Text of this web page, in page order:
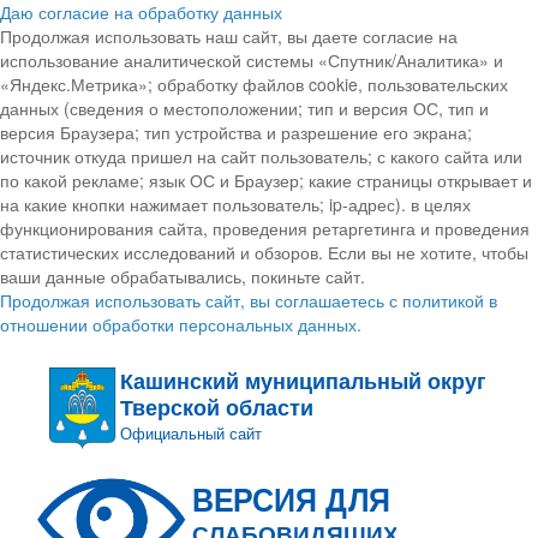
Даю согласие на обработку данных
Продолжая использовать наш сайт, вы даете согласие на
использование аналитической системы «Спутник/Аналитика» и
«Яндекс.Метрика»; обработку файлов cookie, пользовательских
данных (сведения о местоположении; тип и версия ОС, тип и
версия Браузера; тип устройства и разрешение его экрана;
источник откуда пришел на сайт пользователь; с какого сайта или
по какой рекламе; язык ОС и Браузер; какие страницы открывает и
на какие кнопки нажимает пользователь; ip-адрес). в целях
функционирования сайта, проведения ретаргетинга и проведения
статистических исследований и обзоров. Если вы не хотите, чтобы
ваши данные обрабатывались, покиньте сайт.
Продолжая использовать сайт, вы соглашаетесь с политикой в
отношении обработки персональных данных.